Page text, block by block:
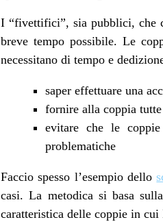
I “fivettifici”, sia pubblici, che
breve tempo possibile. Le
necessitano di tempo e
saper effettuare una
fornire alla coppia
evitare che le
problematiche
Faccio spesso l’esempio dello
casi. La metodica si basa
caratteristica delle coppie in cui